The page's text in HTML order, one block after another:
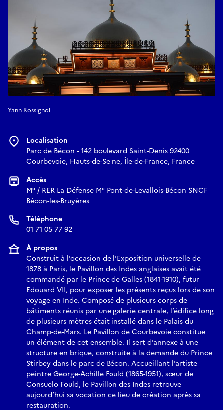
Yann Rossignol
Localisation
Parc de Bécon - 142 boulevard Saint-Denis 92400
Courbevoie, Hauts-de-Seine, Île-de-France, France
Accès
M° / RER La Défense M° Pont-de-Levallois-Bécon SNCF
Bécon-les-Bruyères
Téléphone
01 71 05 77 92
À propos
Construit à l’occasion de l’Exposition universelle de
1878 à Paris, le Pavillon des Indes anglaises avait été
commandé par le Prince de Galles (1841-1910), futur
Edouard VII, pour exposer les présents reçus lors de son
voyage en Inde. Composé de plusieurs corps de
bâtiments réunis par une galerie centrale, l’édifice long
de plusieurs mètres était installé dans le Palais du
Champ-de-Mars. Le Pavillon de Courbevoie constitue
un élément de cet ensemble. Il sert d’annexe à une
structure en brique, construite à la demande du Prince
Stirbey dans le parc de Bécon. Accueillant l’artiste
peintre George-Achille Fould (1865-1951), sœur de
Consuelo Fould, le Pavillon des Indes retrouve
aujourd’hui sa vocation de lieu de création après sa
restauration.